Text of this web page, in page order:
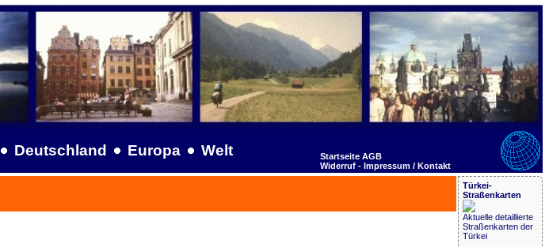
Deutschland Europa Welt Startseite AGB
Widerruf - Impressum / Kontakt
Türkei-
Straßenkarten
Aktuelle detaillierte
Straßenkarten der
Türkei